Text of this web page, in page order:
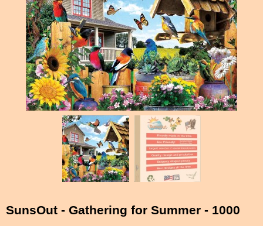
SunsOut - Gathering for Summer - 1000